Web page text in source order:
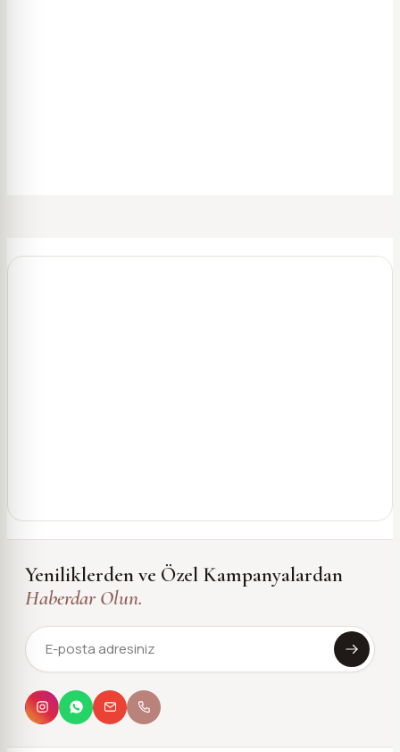
Yeniliklerden ve Özel Kampanyalardan
Haberdar Olun.
Koku Asistanı · çevrimiçi